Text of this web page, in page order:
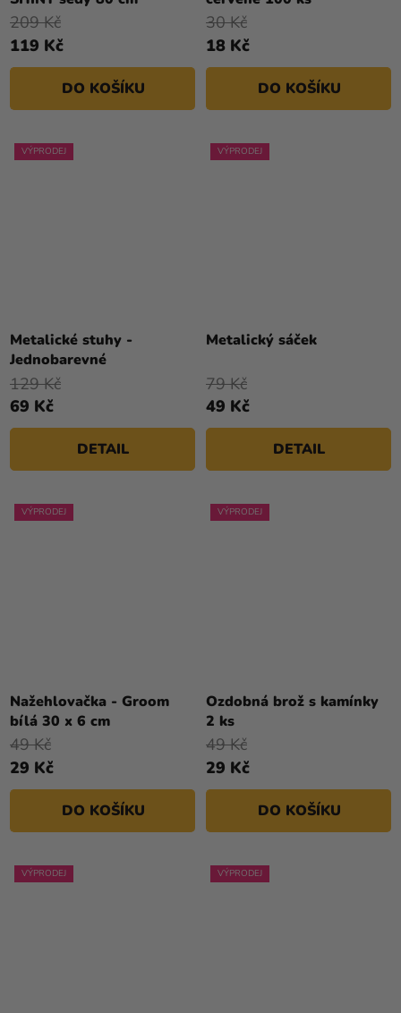
119 Kč
209 Kč
DO KOŠÍKU
18 Kč
30 Kč
DO KOŠÍKU
VÝPRODEJ
Metalické stuhy -
Jednobarevné
69 Kč
129 Kč
DETAIL
VÝPRODEJ
Metalický sáček
49 Kč
79 Kč
DETAIL
VÝPRODEJ
Nažehlovačka - Groom
bílá 30 x 6 cm
29 Kč
49 Kč
DO KOŠÍKU
VÝPRODEJ
Ozdobná brož s kamínky
2 ks
29 Kč
49 Kč
DO KOŠÍKU
VÝPRODEJ VÝPRODEJ